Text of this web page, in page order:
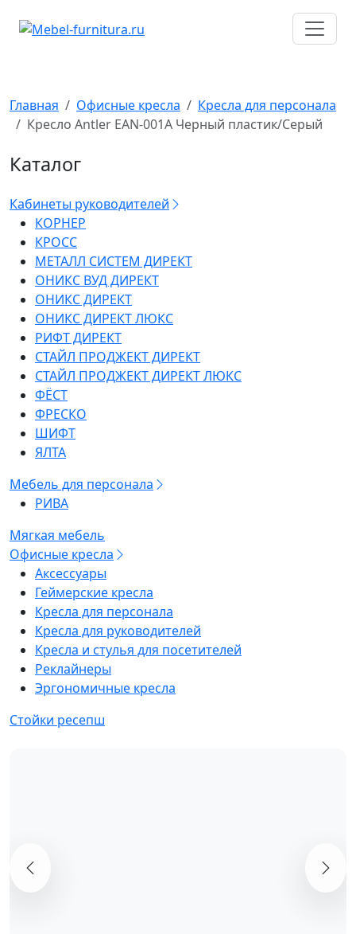
Главная Офисные кресла
Кресла для персонала
Кресло Antler EAN-001A Черный пластик/Серый
Каталог
Кабинеты руководителей
КОРНЕР
КРОСС
МЕТАЛЛ СИСТЕМ ДИРЕКТ
ОНИКС ВУД ДИРЕКТ
ОНИКС ДИРЕКТ
ОНИКС ДИРЕКТ ЛЮКС
РИФТ ДИРЕКТ
СТАЙЛ ПРОДЖЕКТ ДИРЕКТ
СТАЙЛ ПРОДЖЕКТ ДИРЕКТ ЛЮКС
ФЁСТ
ФРЕСКО
ШИФТ
ЯЛТА
Мебель для персонала
РИВА
Мягкая мебель
Офисные кресла
Аксессуары
Геймерские кресла
Кресла для персонала
Кресла для руководителей
Кресла и стулья для посетителей
Реклайнеры
Эргономичные кресла
Стойки ресепш